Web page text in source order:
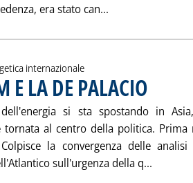
era stato can...
internazionale
E LA DE PALACIO
si sta spostando in
tornata al centro della politica. Prima
la convergenza delle
sull'urgenza della q...